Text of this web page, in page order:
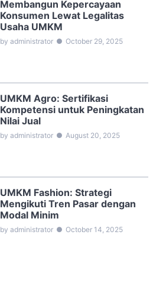
Membangun Kepercayaan
Konsumen Lewat Legalitas
Usaha UMKM
by administrator ● October 29, 2025
UMKM Agro: Sertifikasi
Kompetensi untuk Peningkatan
Nilai Jual
by administrator ● August 20, 2025
UMKM Fashion: Strategi
Mengikuti Tren Pasar dengan
Modal Minim
by administrator ● October 14, 2025